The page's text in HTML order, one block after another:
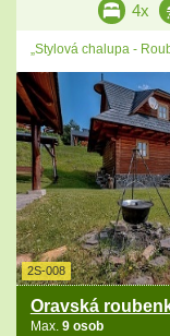
4x
„Stylová chalupa -
2S-008
Oravská
Max. 9 osob